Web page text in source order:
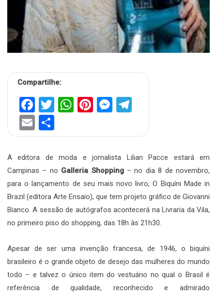
Compartilhe:
Facebook
Twitter
WhatsApp
Pinterest
Messenger
Email
A editora de moda e jornalista Lilian Pacce estará em
Campinas – no Galleria Shopping – no dia 8 de novembro,
para o lançamento de seu mais novo livro, O Biquíni Made in
Brazil (editora Arte Ensaio), que tem projeto gráfico de Giovanni
Bianco. A sessão de autógrafos acontecerá na Livraria da Vila,
no primeiro piso do shopping, das 18h às 21h30.
Apesar de ser uma invenção francesa, de 1946, o biquíni
brasileiro é o grande objeto de desejo das mulheres do mundo
todo – e talvez o único item do vestuário no qual o Brasil é
referência de qualidade, reconhecido e admirado